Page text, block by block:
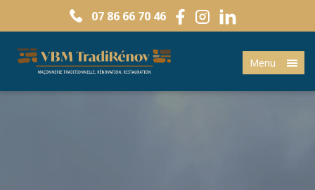
07 86 66 70 46
Menu